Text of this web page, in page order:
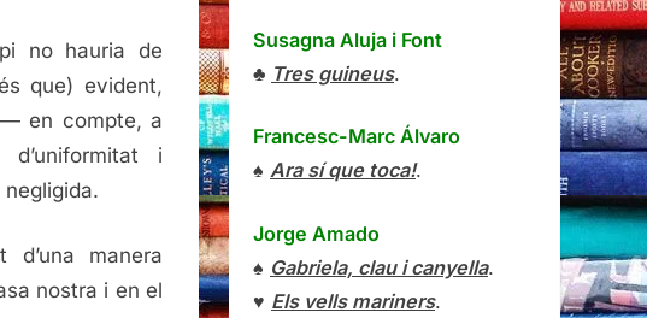
no hauria de
que) evident,
en compte, a
i
manera
nostra i en el
Susagna Aluja i Font
♣ Tres guineus.
Francesc-Marc Álvaro
♠ Ara sí que toca!.
Jorge Amado
♠ Gabriela, clau i canyella.
♥ Els vells mariners.